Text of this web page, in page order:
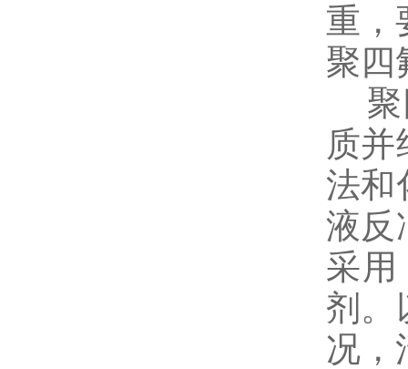
重，
聚四
聚
质
法和
液反
采
剂。
况，